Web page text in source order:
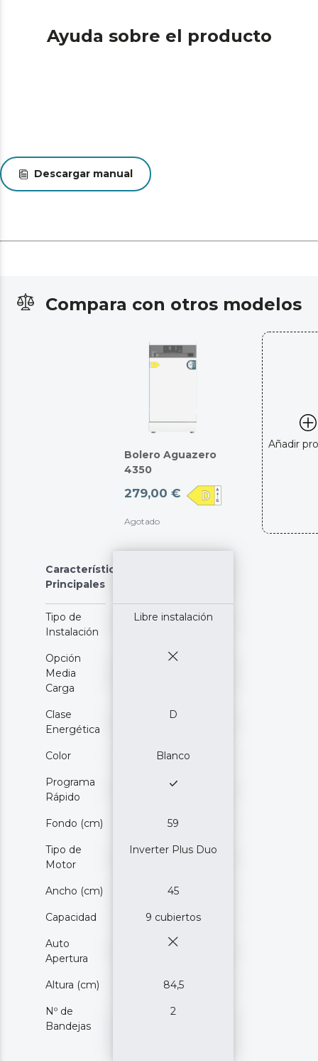
Ayuda sobre el producto
Descargar manual
Compara con otros modelos
Bolero Aguazero
4350
279,00 €
Agotado
Añadir
Características
Principales
Tipo de
Instalación
Libre instalación
Opción
Media
Carga
Clase
Energética
D
Color Blanco
Programa
Rápido
Fondo (cm) 59
Tipo de
Motor
Inverter Plus Duo
Ancho (cm) 45
Capacidad 9 cubiertos
Auto
Apertura
Altura (cm) 84,5
Nº de
Bandejas
2